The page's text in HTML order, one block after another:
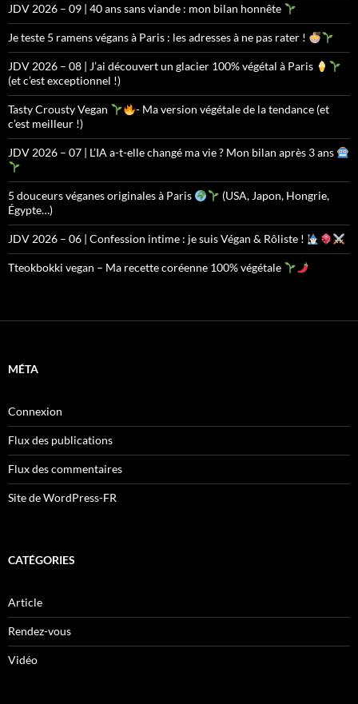
JDV 2026 – 09 | 40 ans sans viande : mon bilan honnête
Je teste 5 ramens végans à Paris : les adresses à ne pas rater !
JDV 2026 – 08 | J’ai découvert un glacier 100% végétal à Paris
(et c’est exceptionnel !)
Tasty Crousty Vegan
- Ma version végétale de la tendance (et
c’est meilleur !)
JDV 2026 – 07 | L’IA a-t-elle changé ma vie ? Mon bilan après 3 ans
5 douceurs véganes originales à Paris
(USA, Japon, Hongrie,
Égypte…)
JDV 2026 – 06 | Confession intime : je suis Végan & Rôliste !
Tteokbokki vegan – Ma recette coréenne 100% végétale
MÉTA
Connexion
Flux des publications
Flux des commentaires
Site de WordPress-FR
CATÉGORIES
Article
Rendez-vous
Vidéo